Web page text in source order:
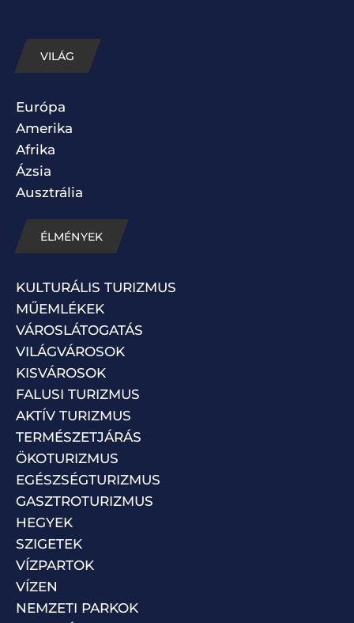
VILÁG
Európa
Amerika
Afrika
Ázsia
Ausztrália
ÉLMÉNYEK
KULTURÁLIS TURIZMUS
MŰEMLÉKEK
VÁROSLÁTOGATÁS
VILÁGVÁROSOK
KISVÁROSOK
FALUSI TURIZMUS
AKTÍV TURIZMUS
TERMÉSZETJÁRÁS
ÖKOTURIZMUS
EGÉSZSÉGTURIZMUS
GASZTROTURIZMUS
HEGYEK
SZIGETEK
VÍZPARTOK
VÍZEN
NEMZETI PARKOK